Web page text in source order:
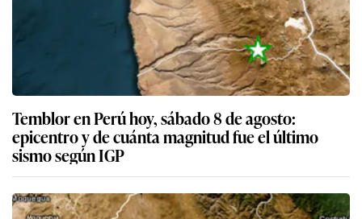
Temblor en Perú hoy, sábado 8 de agosto:
epicentro y de cuánta magnitud fue el último
sismo según IGP